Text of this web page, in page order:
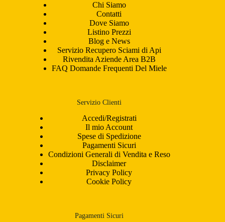
Chi Siamo
Contatti
Dove Siamo
Listino Prezzi
Blog e News
Servizio Recupero Sciami di Api
Rivendita Aziende Area B2B
FAQ Domande Frequenti Del Miele
Servizio Clienti
Accedi/Registrati
Il mio Account
Spese di Spedizione
Pagamenti Sicuri
Condizioni Generali di Vendita e Reso
Disclaimer
Privacy Policy
Cookie Policy
Pagamenti Sicuri